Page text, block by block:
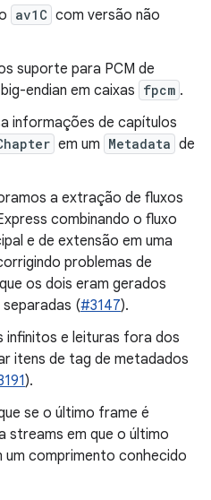
av1C com versão não
suporte para PCM de
endian em caixas fpcm .
informações de capítulos
em um Metadata de
a extração de fluxos
combinando o fluxo
e de extensão em uma
problemas de
os dois eram gerados
(#3147).
infinitos e leituras fora dos
itens de tag de metadados
).
se o último frame é
streams em que o último
um comprimento conhecido